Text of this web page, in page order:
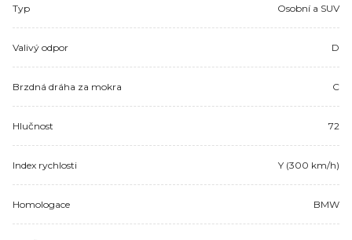
Typ Osobní a SUV
Valivý odpor D
Brzdná dráha za mokra C
Hlučnost 72
Index rychlosti Y (300 km/h)
Homologace BMW